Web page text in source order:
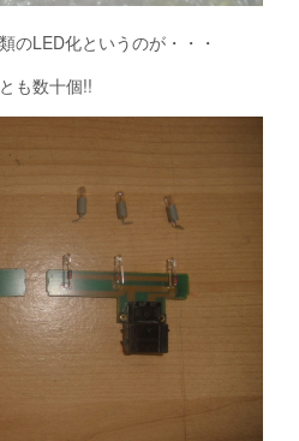
のLED化というのが・・・
も数十個!!